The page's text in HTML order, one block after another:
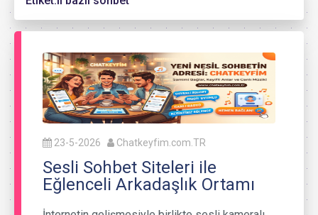
23-5-2026 Chatkeyfim.com.TR
Sesli Sohbet Siteleri ile
Eğlenceli Arkadaşlık Ortamı